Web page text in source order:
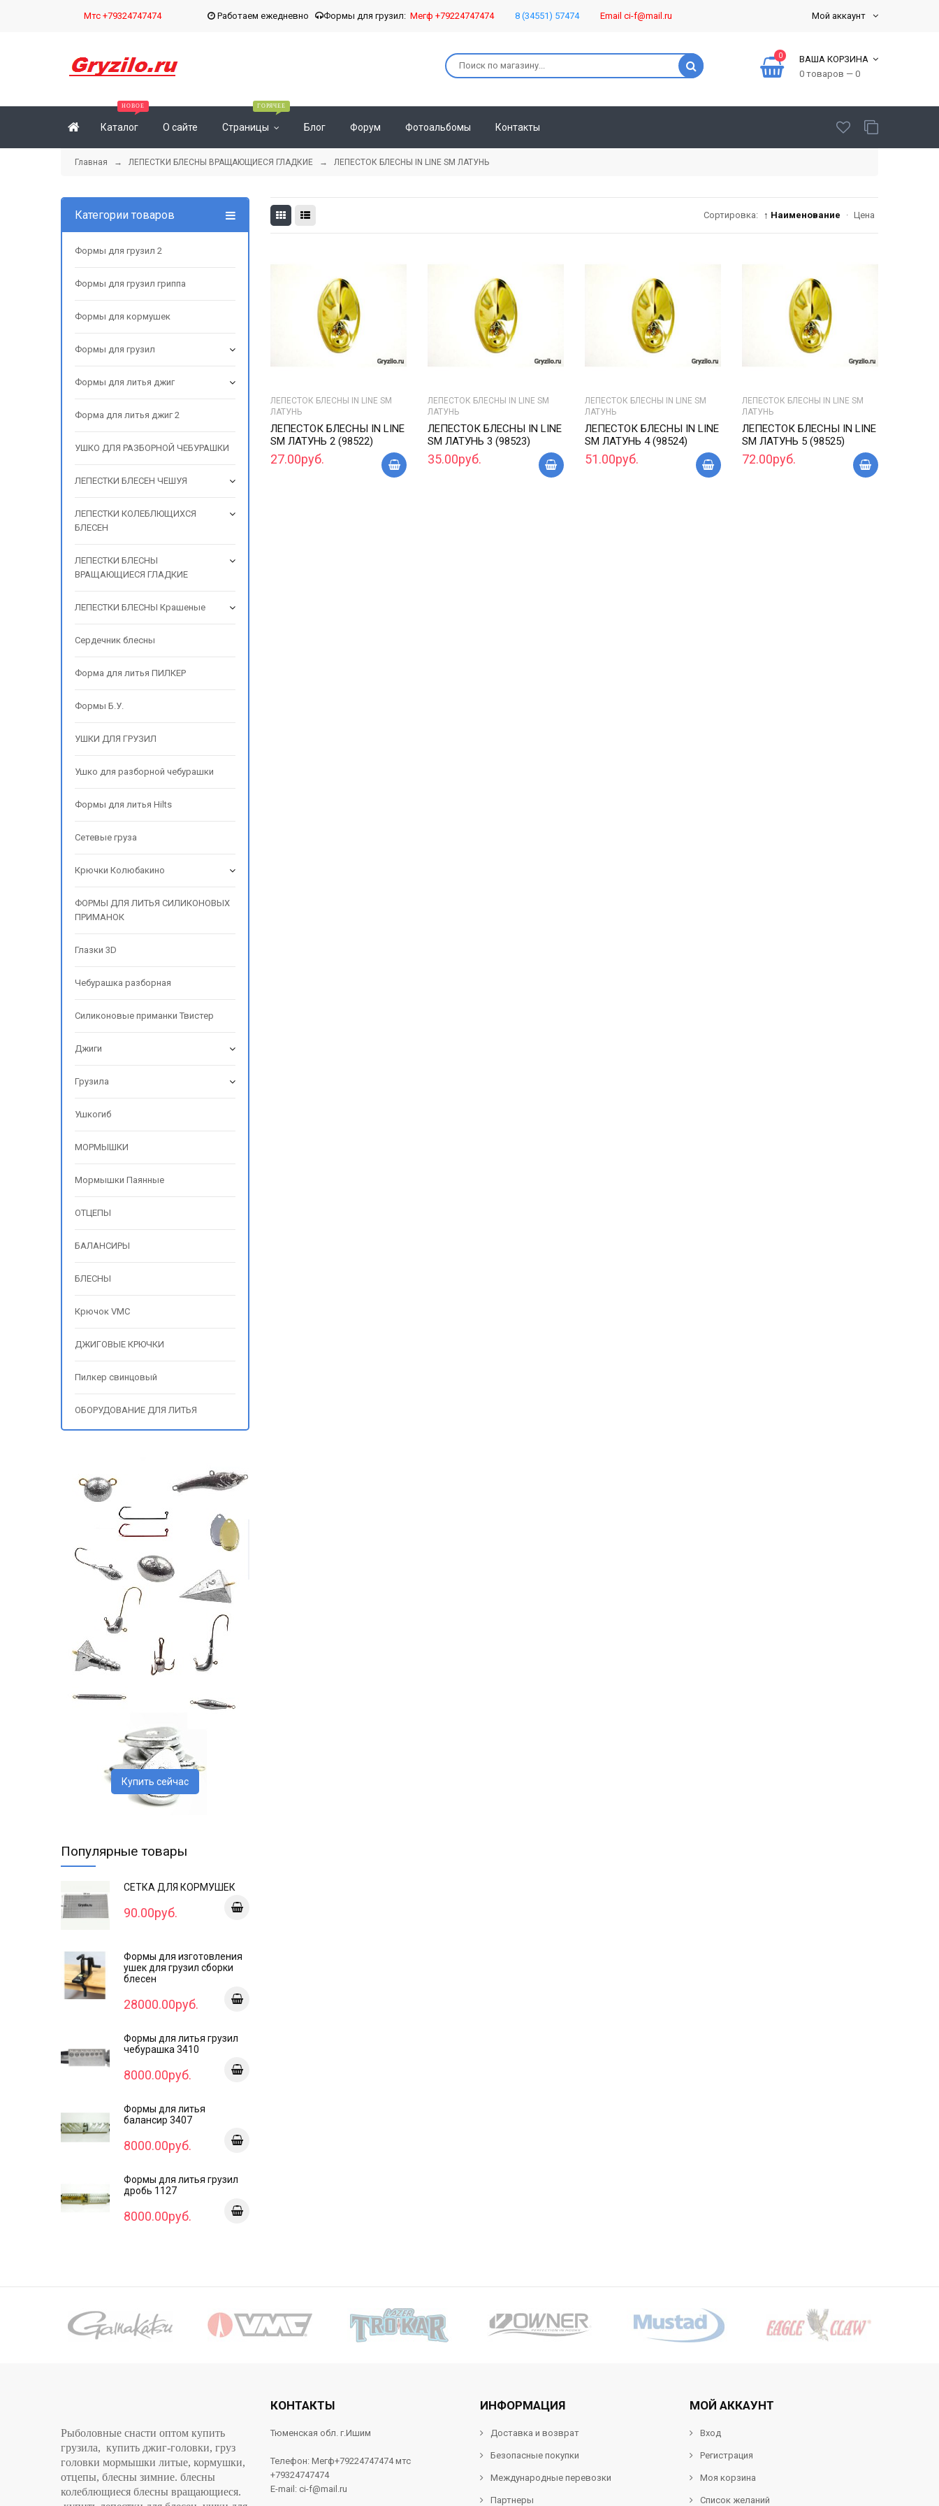
Мой аккаунт
Работаем ежедневно Формы для грузил:
Мтс +79324747474 Мегф +79224747474 8 (34551) 57474 Email ci-f@mail.ru
0
ВАША КОРЗИНА
0 товаров — 0
Каталог О сайте Страницы Блог Форум Фотоальбомы Контакты
Главная → ЛЕПЕСТКИ БЛЕСНЫ ВРАЩАЮЩИЕСЯ ГЛАДКИЕ → ЛЕПЕСТОК БЛЕСНЫ IN LINE SM ЛАТУНЬ
Сортировка: ↑ Наименование · Цена
ЛЕПЕСТОК БЛЕСНЫ IN LINE SM
ЛАТУНЬ
ЛЕПЕСТОК БЛЕСНЫ IN LINE
SM ЛАТУНЬ 2 (98522)
27.00руб.
ЛЕПЕСТОК БЛЕСНЫ IN LINE SM
ЛАТУНЬ
ЛЕПЕСТОК БЛЕСНЫ IN LINE
SM ЛАТУНЬ 3 (98523)
35.00руб.
ЛЕПЕСТОК БЛЕСНЫ IN LINE SM
ЛАТУНЬ
ЛЕПЕСТОК БЛЕСНЫ IN LINE
SM ЛАТУНЬ 4 (98524)
51.00руб.
ЛЕПЕСТОК БЛЕСНЫ IN LINE SM
ЛАТУНЬ
ЛЕПЕСТОК БЛЕСНЫ IN LINE
SM ЛАТУНЬ 5 (98525)
72.00руб.
Категории товаров
Формы для грузил 2
Формы для грузил гриппа
Формы для кормушек
Формы для грузил
Формы для литья джиг
Форма для литья джиг 2
УШКО ДЛЯ РАЗБОРНОЙ ЧЕБУРАШКИ
ЛЕПЕСТКИ БЛЕСЕН ЧЕШУЯ
ЛЕПЕСТКИ КОЛЕБЛЮЩИХСЯ
БЛЕСЕН
ЛЕПЕСТКИ БЛЕСНЫ
ВРАЩАЮЩИЕСЯ ГЛАДКИЕ
ЛЕПЕСТКИ БЛЕСНЫ Крашеные
Сердечник блесны
Форма для литья ПИЛКЕР
Формы Б.У.
УШКИ ДЛЯ ГРУЗИЛ
Ушко для разборной чебурашки
Формы для литья Hilts
Сетевые груза
Крючки Колюбакино
ФОРМЫ ДЛЯ ЛИТЬЯ СИЛИКОНОВЫХ
ПРИМАНОК
Глазки 3D
Чебурашка разборная
Силиконовые приманки Твистер
Джиги
Грузила
Ушкогиб
МОРМЫШКИ
Мормышки Паянные
ОТЦЕПЫ
БАЛАНСИРЫ
БЛЕСНЫ
Крючок VMC
ДЖИГОВЫЕ КРЮЧКИ
Пилкер свинцовый
ОБОРУДОВАНИЕ ДЛЯ ЛИТЬЯ
Купить сейчас
Популярные товары
СЕТКА ДЛЯ КОРМУШЕК
90.00руб.
Формы для изготовления
ушек для грузил сборки
блесен
28000.00руб.
Формы для литья грузил
чебурашка 3410
8000.00руб.
Формы для литья
балансир 3407
8000.00руб.
Формы для литья грузил
дробь 1127
8000.00руб.
Рыболовные снасти оптом купить
грузила, купить джиг-головки, груз
головки мормышки литые, кормушки,
отцепы, блесны зимние. блесны
колеблющиеся блесны вращающиеся.
КОНТАКТЫ
Тюменская обл. г.Ишим
Телефон: Мегф+79224747474 мтс
+79324747474
E-mail: ci-f@mail.ru
ИНФОРМАЦИЯ
Доставка и возврат
Безопасные покупки
Международные перевозки
Партнеры
МОЙ АККАУНТ
Вход
Регистрация
Моя корзина
Список желаний